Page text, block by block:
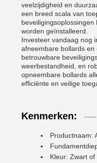
veelzijdigheid en
een breed scala van
worden geïnstalleerd.
Investeer vandaag nog
afneembare bollards
betrouwbare
weerbestandheid, en
opneembare bollards
efficiënte en veilige
Kenmerken:
Productnaam:
Kleur: Zwart of